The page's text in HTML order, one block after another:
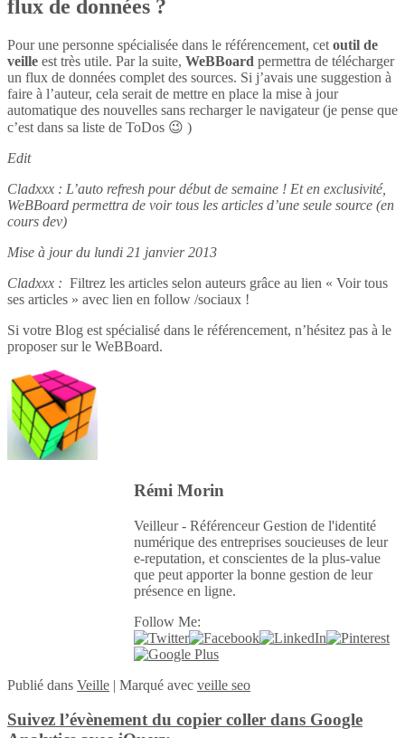
flux de données ?
Pour une personne spécialisée dans le référencement, cet outil de
veille est très utile. Par la suite, WeBBoard permettra de télécharger
un flux de données complet des sources. Si j’avais une suggestion à
faire à l’auteur, cela serait de mettre en place la mise à jour
automatique des nouvelles sans recharger le navigateur (je pense que
c’est dans sa liste de ToDos 😉 )
Edit
Cladxxx : L’auto refresh pour début de semaine ! Et en exclusivité,
WeBBoard permettra de voir tous les articles d’une seule source (en
cours dev)
Mise à jour du lundi 21 janvier 2013
Cladxxx : Filtrez les articles selon auteurs grâce au lien « Voir tous
ses articles » avec lien en follow /sociaux !
Si votre Blog est spécialisé dans le référencement, n’hésitez pas à le
proposer sur le WeBBoard.
Rémi Morin
Veilleur - Référenceur Gestion de l'identité
numérique des entreprises soucieuses de leur
e-reputation, et conscientes de la plus-value
que peut apporter la bonne gestion de leur
présence en ligne.
Follow Me:
Publié dans Veille | Marqué avec veille seo
Suivez l’évènement du copier coller dans Google